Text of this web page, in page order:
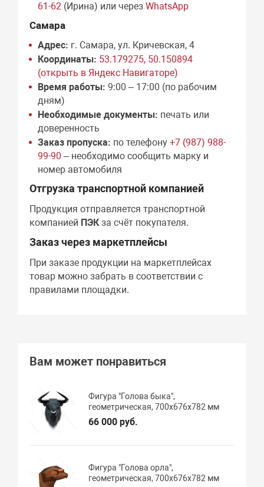
61-62 (Ирина) или черезWhatsApp
Самара
Адрес: г. Самара, ул. Кричевская, 4
Координаты: 53.179275, 50.150894
(открыть в Яндекс Навигаторе)
Время работы: 9:00 – 17:00 (по рабочим
дням)
Необходимые документы: печать или
доверенность
Заказ пропуска: по телефону+7 (987) 988-
99-90 – необходимо сообщить марку и
номер автомобиля
Отгрузка транспортной компанией
Продукция отправляется транспортной
компанией ПЭКза счёт покупателя.
Заказ через маркетплейсы
При заказе продукции на маркетплейсах
товар можно забрать в соответствии с
правилами площадки.
Вам может понравиться
Фигура "Голова быка",
геометрическая, 700х676х782 мм
66 000 руб.
Фигура "Голова орла",
геометрическая, 700х676х782 мм